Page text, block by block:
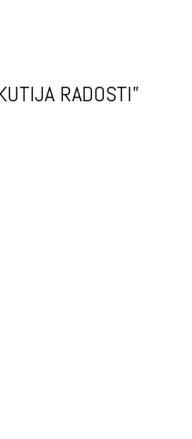
RADOSTI”